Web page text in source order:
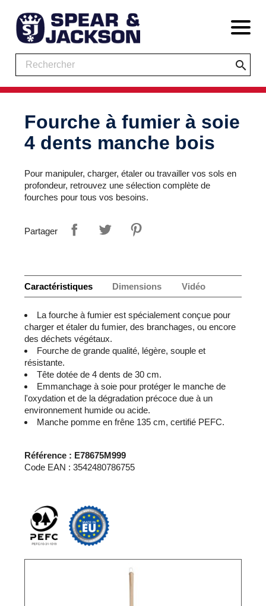
search
Fourche à fumier à soie
4 dents manche bois
Pour manipuler, charger, étaler ou travailler vos sols en
profondeur, retrouvez une sélection complète de
fourches pour tous vos besoins.
Partager
Caractéristiques Dimensions Vidéo
La fourche à fumier est spécialement conçue pour
charger et étaler du fumier, des branchages, ou encore
des déchets végétaux.
Fourche de grande qualité, légère, souple et
résistante.
Tête dotée de 4 dents de 30 cm.
Emmanchage à soie pour protéger le manche de
l'oxydation et de la dégradation précoce due à un
environnement humide ou acide.
Manche pomme en frêne 135 cm, certifié PEFC.
Référence : E78675M999
Code EAN : 3542480786755